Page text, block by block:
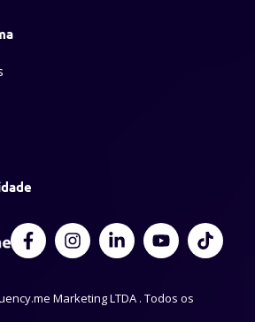
F
a
c
b
I
n
s
a
L
i
n
e
Y
o
u
u
T
i
k
Marketing LTDA . Todos os